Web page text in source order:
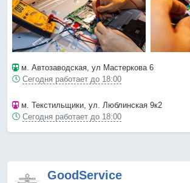
м. Автозаводская, ул Мастеркова 6
Сегодня работает до 18:00
м. Текстильщики, ул. Люблинская 9к2
Сегодня работает до 18:00
GoodService